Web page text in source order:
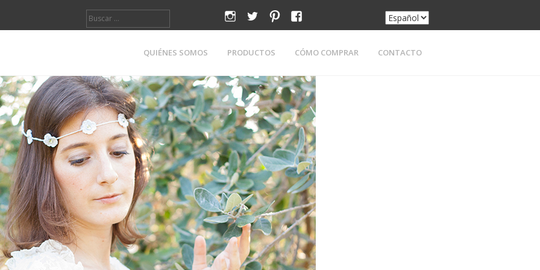
Buscar: instagram
twitterpinterest
QUIÉNES SOMOS PRODUCTOS CÓMO COMPRAR CONTACTO